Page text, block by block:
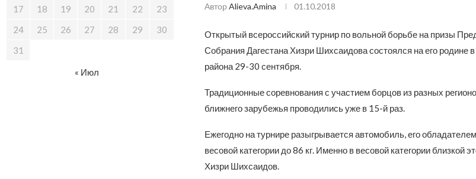
Автор Alieva.amina 01.10.2018
Открытый всероссийский турнир по вольной борьбе на призы
Собрания Дагестана Хизри Шихсаидова состоялся на его родине
района 29-30 сентября.
Традиционные соревнования с участием борцов из разных
ближнего зарубежья проводились уже в 15-й раз.
Ежегодно на турнире разыгрывается автомобиль, его
весовой категории до 86 кг. Именно в весовой категории близкой
Хизри Шихсаидов.
17
18 19 20 21 22
23
24
25 26 27 28 29
30
31
« Июл